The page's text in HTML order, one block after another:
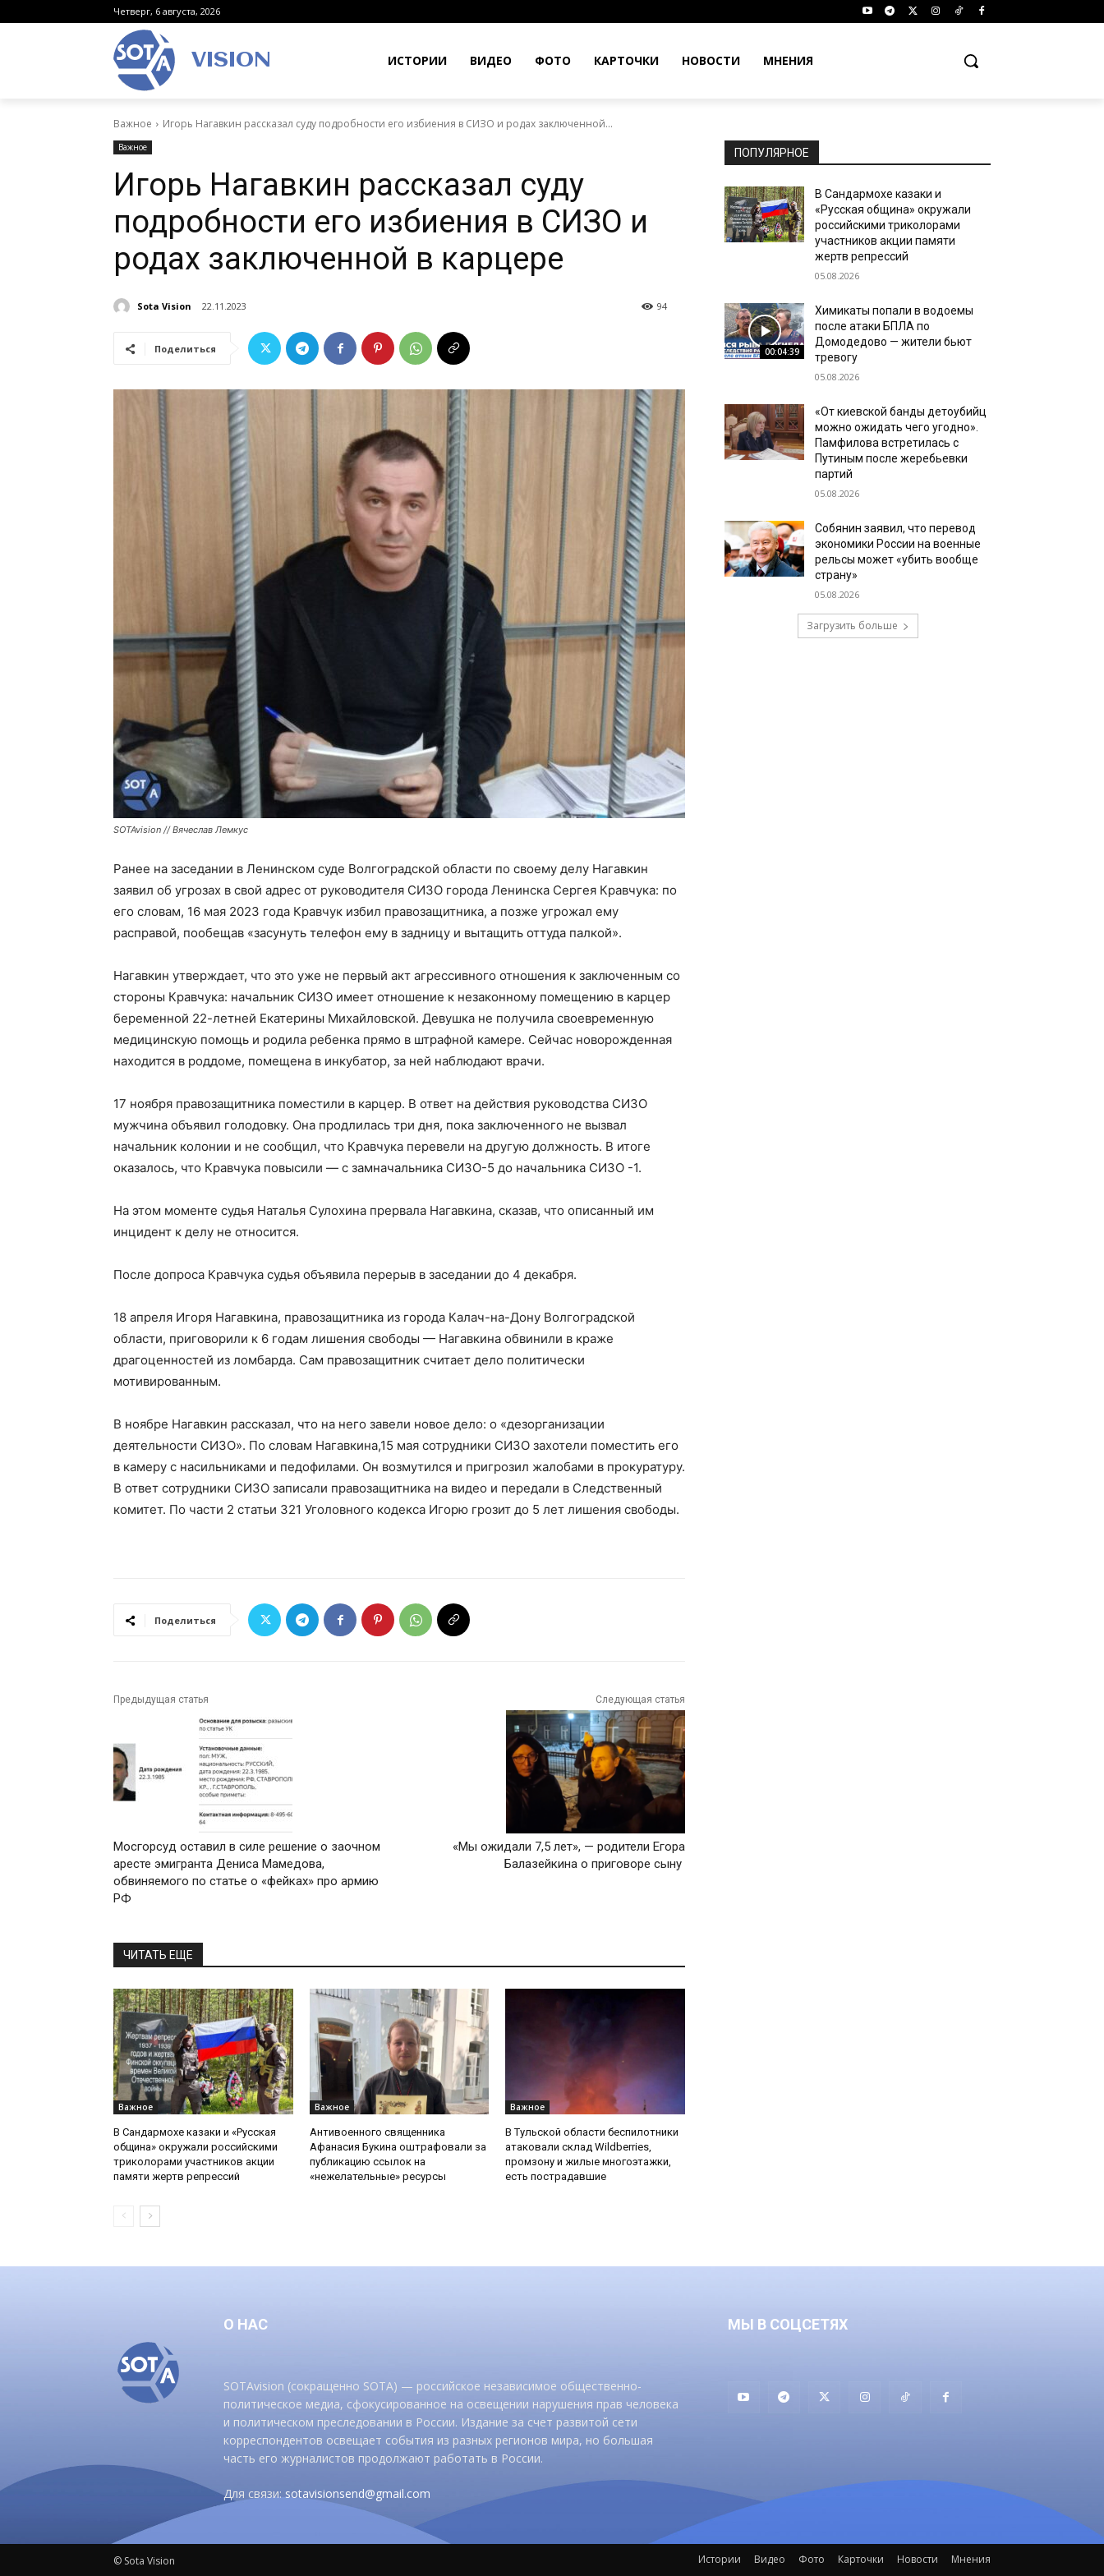
Четверг, 6 августа, 2026
VISION ИСТОРИИ ВИДЕО ФОТО КАРТОЧКИ НОВОСТИ МНЕНИЯ
Важное Игорь Нагавкин рассказал суду подробности его избиения в СИЗО и родах заключенной...
Важное
Игорь Нагавкин рассказал суду
подробности его избиения в СИЗО и
родах заключенной в карцере
Sota Vision 22.11.2023 94
Поделиться
SOTAvision // Вячеслав Лемкус
Ранее на заседании в Ленинском суде Волгоградской области по своему делу Нагавкин
заявил об угрозах в свой адрес от руководителя СИЗО города Ленинска Сергея Кравчука: по
его словам, 16 мая 2023 года Кравчук избил правозащитника, а позже угрожал ему
расправой, пообещав «засунуть телефон ему в задницу и вытащить оттуда палкой».
Нагавкин утверждает, что это уже не первый акт агрессивного отношения к заключенным со
стороны Кравчука: начальник СИЗО имеет отношение к незаконному помещению в карцер
беременной 22-летней Екатерины Михайловской. Девушка не получила своевременную
медицинскую помощь и родила ребенка прямо в штрафной камере. Сейчас новорожденная
находится в роддоме, помещена в инкубатор, за ней наблюдают врачи.
17 ноября правозащитника поместили в карцер. В ответ на действия руководства СИЗО
мужчина объявил голодовку. Она продлилась три дня, пока заключенного не вызвал
начальник колонии и не сообщил, что Кравчука перевели на другую должность. В итоге
оказалось, что Кравчука повысили — с замначальника СИЗО-5 до начальника СИЗО -1.
На этом моменте судья Наталья Сулохина прервала Нагавкина, сказав, что описанный им
инцидент к делу не относится.
После допроса Кравчука судья объявила перерыв в заседании до 4 декабря.
18 апреля Игоря Нагавкина, правозащитника из города Калач-на-Дону Волгоградской
области, приговорили к 6 годам лишения свободы — Нагавкина обвинили в краже
драгоценностей из ломбарда. Сам правозащитник считает дело политически
мотивированным.
В ноябре Нагавкин рассказал, что на него завели новое дело: о «дезорганизации
деятельности СИЗО». По словам Нагавкина,15 мая сотрудники СИЗО захотели поместить его
в камеру с насильниками и педофилами. Он возмутился и пригрозил жалобами в прокуратуру.
В ответ сотрудники СИЗО записали правозащитника на видео и передали в Следственный
комитет. По части 2 статьи 321 Уголовного кодекса Игорю грозит до 5 лет лишения свободы.
Поделиться
Предыдущая статья
Мосгорсуд оставил в силе решение о заочном
аресте эмигранта Дениса Мамедова,
обвиняемого по статье о «фейках» про армию
РФ
Следующая статья
«Мы ожидали 7,5 лет», — родители Егора
Балазейкина о приговоре сыну
ЧИТАТЬ ЕЩЕ
Важное
В Сандармохе казаки и «Русская
община» окружали российскими
триколорами участников акции
памяти жертв репрессий
Важное
Антивоенного священника
Афанасия Букина оштрафовали за
публикацию ссылок на
«нежелательные» ресурсы
Важное
В Тульской области беспилотники
атаковали склад Wildberries,
промзону и жилые многоэтажки,
есть пострадавшие
ПОПУЛЯРНОЕ
В Сандармохе казаки и
«Русская община» окружали
российскими триколорами
участников акции памяти
жертв репрессий
05.08.2026
00:04:39
Химикаты попали в водоемы
после атаки БПЛА по
Домодедово — жители бьют
тревогу
05.08.2026
«От киевской банды детоубийц
можно ожидать чего угодно».
Памфилова встретилась с
Путиным после жеребьевки
партий
05.08.2026
Собянин заявил, что перевод
экономики России на военные
рельсы может «убить вообще
страну»
05.08.2026
Загрузить больше
О НАС
SOTAvision (сокращенно SOTA) — российское независимое общественно-
политическое медиа, сфокусированное на освещении нарушения прав человека
и политическом преследовании в России. Издание за счет развитой сети
корреспондентов освещает события из разных регионов мира, но большая
часть его журналистов продолжают работать в России.
Для связи:sotavisionsend@gmail.com
МЫ В СОЦСЕТЯХ
© Sota Vision Истории Видео Фото Карточки Новости Мнения